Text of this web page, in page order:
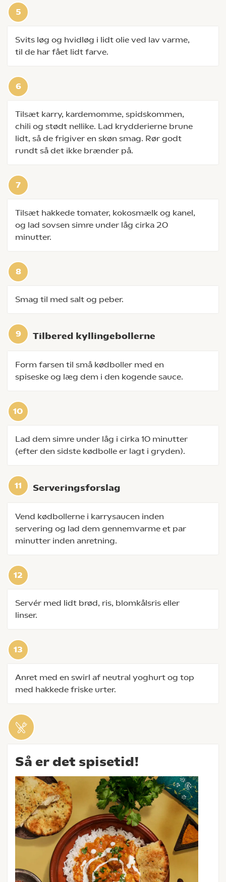
Svits løg og hvidløg i lidt olie ved lav varme,
til de har fået lidt farve.
Tilsæt karry, kardemomme, spidskommen,
chili og stødt nellike. Lad krydderierne brune
lidt, så de frigiver en skøn smag. Rør godt
rundt så det ikke brænder på.
Tilsæt hakkede tomater, kokosmælk og kanel,
og lad sovsen simre under låg cirka 20
minutter.
Smag til med salt og peber.
Tilbered kyllingebollerne
Form farsen til små kødboller med en
spiseske og læg dem i den kogende sauce.
Lad dem simre under låg i cirka 10 minutter
(efter den sidste kødbolle er lagt i gryden).
Serveringsforslag
Vend kødbollerne i karrysaucen inden
servering og lad dem gennemvarme et par
minutter inden anretning.
Servér med lidt brød, ris, blomkålsris eller
linser.
Anret med en swirl af neutral yoghurt og top
med hakkede friske urter.
Så er det spisetid!